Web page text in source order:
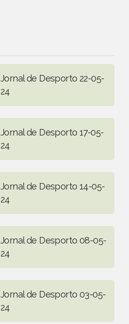
Jornal de Desporto 22-05-
24
Jornal de Desporto 17-05-
24
Jornal de Desporto 14-05-
24
Jornal de Desporto 08-05-
24
Jornal de Desporto 03-05-
24